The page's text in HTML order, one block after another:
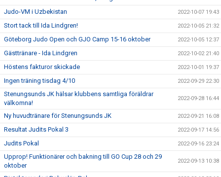
Judo-VM i Uzbekistan 2022-10-07 19:43
Stort tack till Ida Lindgren! 2022-10-05 21:32
Göteborg Judo Open och GJO Camp 15-16 oktober 2022-10-05 12:37
Gästtränare - Ida Lindgren 2022-10-02 21:40
Höstens fakturor skickade 2022-10-01 19:37
Ingen träning tisdag 4/10 2022-09-29 22:30
Stenungsunds JK hälsar klubbens samtliga föräldrar
välkomna!
2022-09-28 16:44
Ny huvudtränare för Stenungsunds JK 2022-09-21 16:08
Resultat Judits Pokal 3 2022-09-17 14:56
Judits Pokal 2022-09-16 23:24
Upprop! Funktionärer och bakning till GO Cup 28 och 29
oktober
2022-09-13 10:38